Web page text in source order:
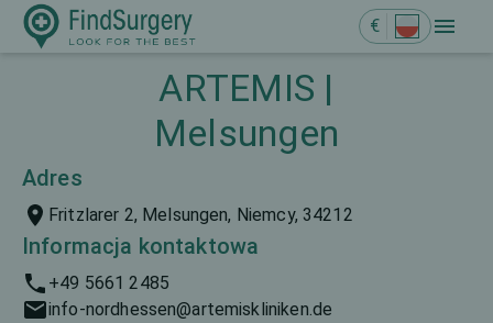
€
ARTEMIS |
Melsungen
Adres
Fritzlarer 2, Melsungen, Niemcy, 34212
Informacja kontaktowa
+49 5661 2485
info-nordhessen@artemiskliniken.de